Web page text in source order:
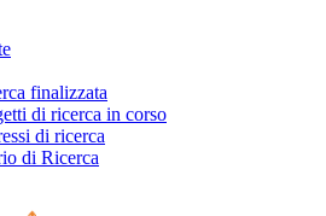
finalizzata
di ricerca in corso
di ricerca
di Ricerca